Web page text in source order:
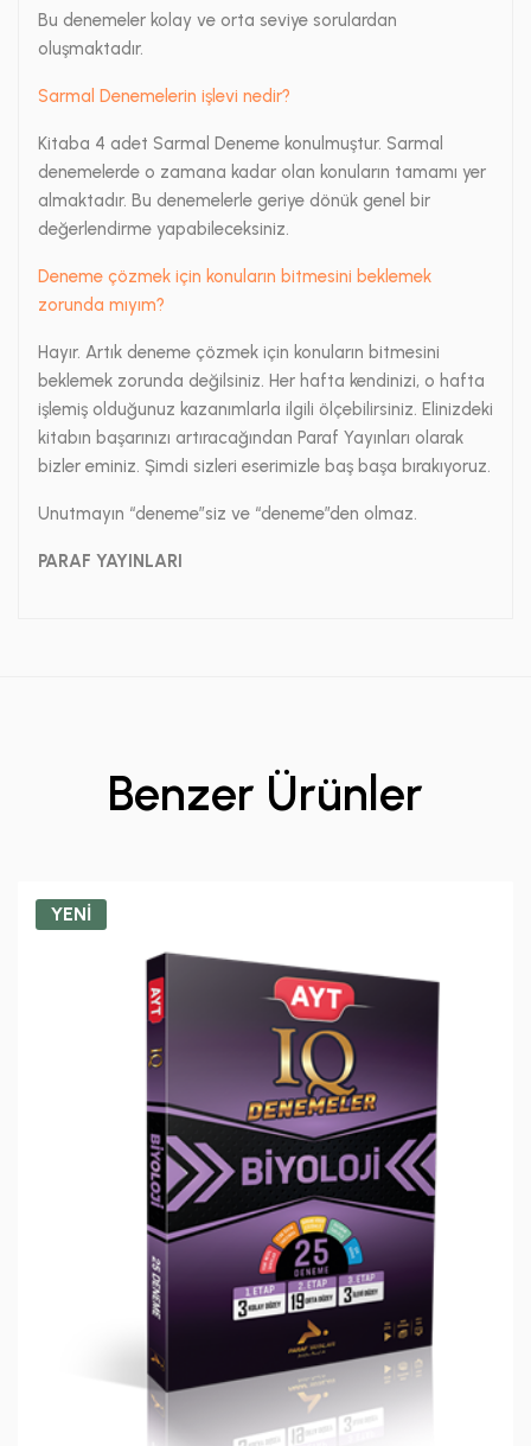
Bu denemeler kolay ve orta seviye sorulardan
oluşmaktadır.
Sarmal Denemelerin işlevi nedir?
Kitaba 4 adet Sarmal Deneme konulmuştur. Sarmal
denemelerde o zamana kadar olan konuların tamamı yer
almaktadır. Bu denemelerle geriye dönük genel bir
değerlendirme yapabileceksiniz.
Deneme çözmek için konuların bitmesini beklemek
zorunda mıyım?
Hayır. Artık deneme çözmek için konuların bitmesini
beklemek zorunda değilsiniz. Her hafta kendinizi, o hafta
işlemiş olduğunuz kazanımlarla ilgili ölçebilirsiniz. Elinizdeki
kitabın başarınızı artıracağından Paraf Yayınları olarak
bizler eminiz. Şimdi sizleri eserimizle baş başa bırakıyoruz.
Unutmayın “deneme”siz ve “deneme”den olmaz.
PARAF YAYINLARI
Benzer Ürünler
YENİ